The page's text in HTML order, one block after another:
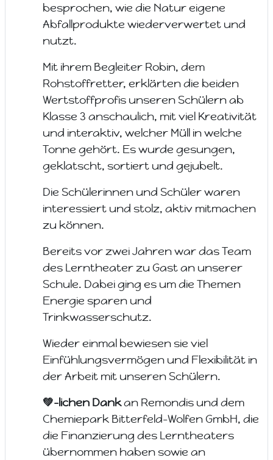
besprochen, wie die Natur eigene
Abfallprodukte wiederverwertet und
nutzt.
Mit ihrem Begleiter Robin, dem
Rohstoffretter, erklärten die beiden
Wertstoffprofis unseren Schülern ab
Klasse 3 anschaulich, mit viel Kreativität
und interaktiv, welcher Müll in welche
Tonne gehört. Es wurde gesungen,
geklatscht, sortiert und gejubelt.
Die Schülerinnen und Schüler waren
interessiert und stolz, aktiv mitmachen
zu können.
Bereits vor zwei Jahren war das Team
des Lerntheater zu Gast an unserer
Schule. Dabei ging es um die Themen
Energie sparen und
Trinkwasserschutz.
Wieder einmal bewiesen sie viel
Einfühlungsvermögen und Flexibilität in
der Arbeit mit unseren Schülern.
💚-lichen Dankan Remondis und dem
Chemiepark Bitterfeld-Wolfen GmbH, die
die Finanzierung des Lerntheaters
übernommen haben sowie an